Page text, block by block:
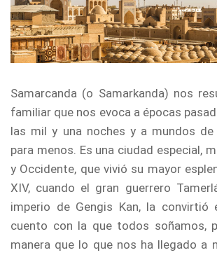
Samarcanda (o Samarkanda) nos
familiar que nos evoca a épocas
las mil y una noches y a mundos
para menos. Es una ciudad especial,
y Occidente, que vivió su mayor
XIV, cuando el gran guerrero
imperio de Gengis Kan, la convirtió
cuento con la que todos soñamos,
manera que lo que nos ha llegado a